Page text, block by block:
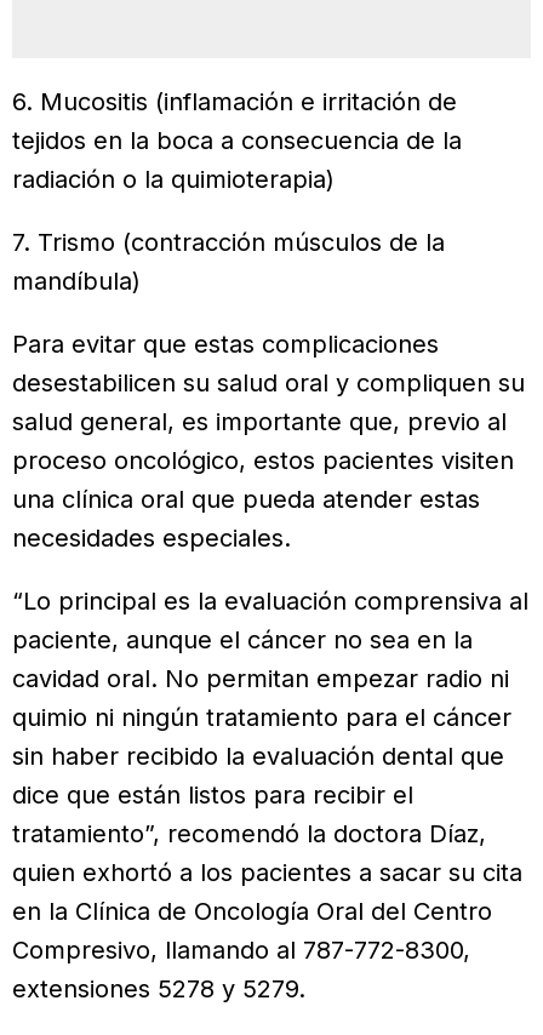
6. Mucositis (inflamación e irritación de
tejidos en la boca a consecuencia de la
radiación o la quimioterapia)
7. Trismo (contracción músculos de la
mandíbula)
Para evitar que estas complicaciones
desestabilicen su salud oral y compliquen su
salud general, es importante que, previo al
proceso oncológico, estos pacientes visiten
una clínica oral que pueda atender estas
necesidades especiales.
“Lo principal es la evaluación comprensiva al
paciente, aunque el cáncer no sea en la
cavidad oral. No permitan empezar radio ni
quimio ni ningún tratamiento para el cáncer
sin haber recibido la evaluación dental que
dice que están listos para recibir el
tratamiento”, recomendó la doctora Díaz,
quien exhortó a los pacientes a sacar su cita
en la Clínica de Oncología Oral del Centro
Compresivo, llamando al 787-772-8300,
extensiones 5278 y 5279.